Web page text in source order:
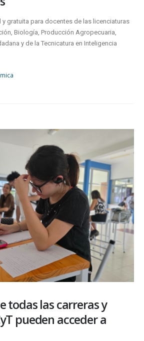
y gratuita para docentes de las licenciaturas
Biología, Producción Agropecuaria,
y de la Tecnicatura en Inteligencia
todas las carreras y
pueden acceder a